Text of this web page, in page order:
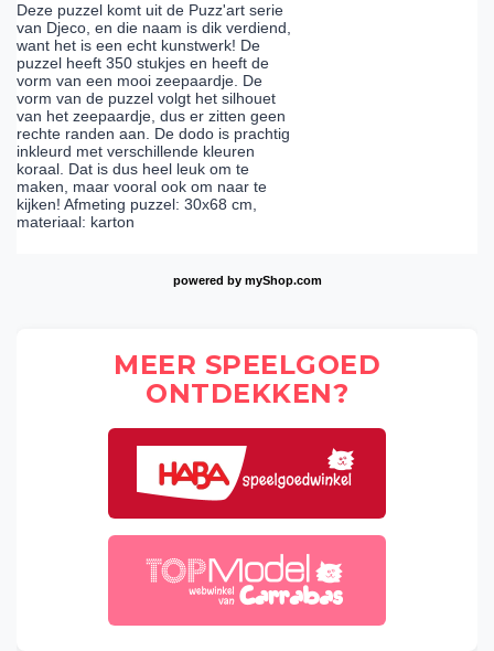
Deze puzzel komt uit de Puzz'art serie
van Djeco, en die naam is dik verdiend,
want het is een echt kunstwerk! De
puzzel heeft 350 stukjes en heeft de
vorm van een mooi zeepaardje. De
vorm van de puzzel volgt het silhouet
van het zeepaardje, dus er zitten geen
rechte randen aan. De dodo is prachtig
inkleurd met verschillende kleuren
koraal. Dat is dus heel leuk om te
maken, maar vooral ook om naar te
kijken! Afmeting puzzel: 30x68 cm,
materiaal: karton
powered by myShop.com
MEER SPEELGOED
ONTDEKKEN?